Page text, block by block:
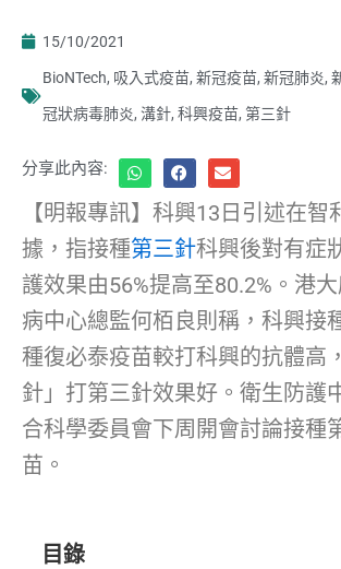
15/10/2021
BioNTech, 吸入式疫苗, 新冠疫苗, 新冠肺炎,
冠狀病毒肺炎, 溝針, 科興疫苗, 第三針
分享此內容:
【明報專訊】科興13日引述在智
據，指接種第三針科興後對有症
護效果由56%提高至80.2%。港
病中心總監何栢良則稱，科興接
種復必泰疫苗較打科興的抗體高
針」打第三針效果好。衛生防護
合科學委員會下周開會討論接種
苗。
目錄